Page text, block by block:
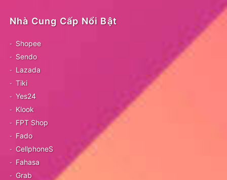
Nhà Cung Cấp Nổi Bật
Shopee
Sendo
Lazada
Tiki
Yes24
Klook
FPT Shop
Fado
CellphoneS
Fahasa
Grab